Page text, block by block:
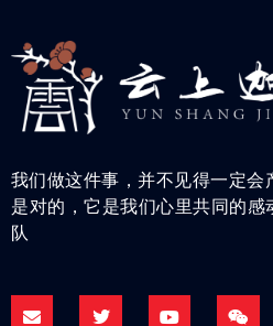
我们做这件事，并不见得一定会
是对的，它是我们心里共同的
队